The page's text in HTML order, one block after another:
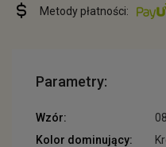
Metody płatności:
Parametry:
Wzór:
Kolor dominujący: